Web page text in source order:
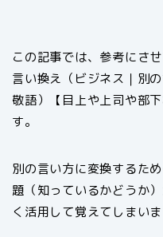
この記事では、参考にさ
言い換え（ビジネス｜別
敬語）【目上や上司や部
す。
別の言い方に変換するた
題（知っているかどうか
く活用して覚えてしまいま